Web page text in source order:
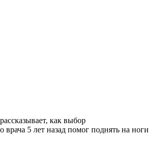
как выбор
врача 5 лет назад помог поднять на ноги